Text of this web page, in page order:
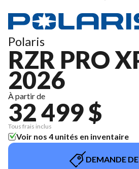
Polaris
RZR PRO
2026
À partir de
32 499 $
Tous frais inclus
Voir nos 4 unités en inventaire
DEMANDE